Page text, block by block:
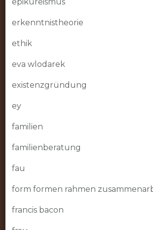
epikureismus
erkenntnistheorie
ethik
eva wlodarek
existenzgründung
ey
familien
familienberatung
fau
form formen rahmen
francis bacon